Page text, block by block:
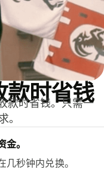
款时省钱
款时省钱。只需一
。
。
秒钟内兑换。